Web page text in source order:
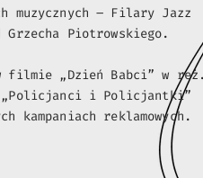
muzycznych – Filary Jazz
Grzecha Piotrowskiego.
filmie „Dzień Babci” w
„Policjanci i Policjantki”
reklamowych.